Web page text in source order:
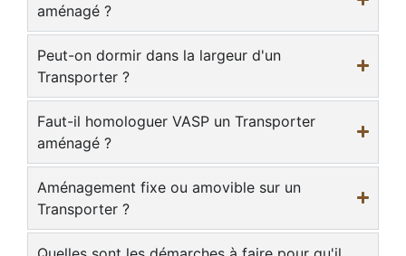
aménagé ?
Peut-on dormir dans la largeur d'un
Transporter ?
Faut-il homologuer VASP un Transporter
aménagé ?
Aménagement fixe ou amovible sur un
Transporter ?